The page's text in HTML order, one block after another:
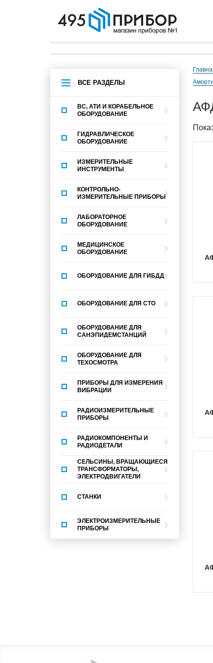
ВСЕ РАЗДЕЛЫ
ВС, АТИ И КОРАБЕЛЬНОЕ
ОБОРУДОВАНИЕ
ГИДРАВЛИЧЕСКОЕ
ОБОРУДОВАНИЕ
ИЗМЕРИТЕЛЬНЫЕ
ИНСТРУМЕНТЫ
КОНТРОЛЬНО-
ИЗМЕРИТЕЛЬНЫЕ ПРИБОРЫ
ЛАБОРАТОРНОЕ
ОБОРУДОВАНИЕ
МЕДИЦИНСКОЕ
ОБОРУДОВАНИЕ
ОБОРУДОВАНИЕ ДЛЯ ГИБДД
ОБОРУДОВАНИЕ ДЛЯ СТО
ОБОРУДОВАНИЕ ДЛЯ
САНЭПИДЕМСТАНЦИЙ
ОБОРУДОВАНИЕ ДЛЯ
ТЕХОСМОТРА
ПРИБОРЫ ДЛЯ ИЗМЕРЕНИЯ
ВИБРАЦИИ
РАДИОИЗМЕРИТЕЛЬНЫЕ
ПРИБОРЫ
РАДИОКОМПОНЕНТЫ И
РАДИОДЕТАЛИ
СЕЛЬСИНЫ, ВРАЩАЮЩИЕСЯ
ТРАНСФОРМАТОРЫ,
ЭЛЕКТРОДВИГАТЕЛИ
СТАНКИ
ЭЛЕКТРОИЗМЕРИТЕЛЬНЫЕ
ПРИБОРЫ